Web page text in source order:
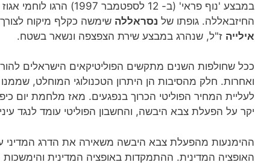
במבצע 'נוף פראי' (ב- 12 לספטמבר 1997) הרגו לוחמי אגוז את
החיזבאללה. גופתו של נסראללה שימשה כקלף מיקוח
אילייה ז"ל, שנהרג במבצע שירת הצפצפה ונשאר בשטח.
ככל שחולפות השנים מתקשים הפוליטיקאים הישראלים
ואחרות. חלק מהסיבות הן היתרון הטכנולוגי המוחלט,
לעליית המחיר הפוליטי הכרוך בנפגעים. מאז מלחמת יום
יקר על הפעלת צבא היבשה, והחשבון הפוליטי עומד לנגד
ההימנעות מהפעלת צבא היבשה משאירה את הדרג המדיני
האופציה המדינית. ההתמקדות באופציה המדינית